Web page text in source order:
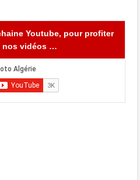
Youtube, pour profiter
nos vidéos …